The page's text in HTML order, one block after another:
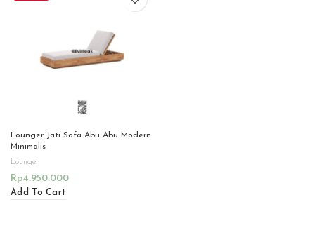
Lounger Jati Sofa Abu Abu Modern
Minimalis
Lounger
Rp4.950.000
Add To Cart